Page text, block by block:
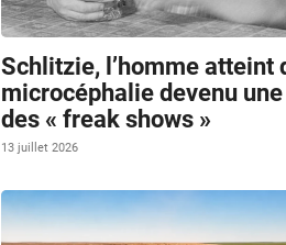
Schlitzie, l’homme atteint
microcéphalie devenu
des « freak shows »
13 juillet 2026